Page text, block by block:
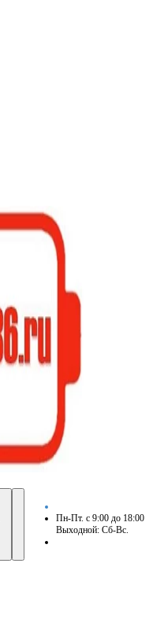
Пн-Пт. с 9:00 до 18:00
Выходной: Сб-Вс.